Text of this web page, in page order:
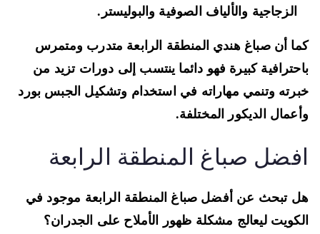
الزجاجية والألياف الصوفية والبوليستر.
أن صباغ هندي المنطقة الرابعة متدرب ومتمرس
كبيرة فهو دائما ينتسب إلى دورات تزيد من
وتنمي مهاراته في استخدام وتشكيل الجبس بورد
الديكور المختلفة.
صباغ المنطقة الرابعة
تبحث عن أفضل صباغ المنطقة الرابعة موجود في
ليعالج مشكلة ظهور الأملاح على الجدران؟